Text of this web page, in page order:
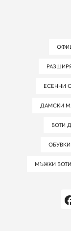
ЕСЕННИ
ДАМСКИ
БОТИ
МЪЖКИ